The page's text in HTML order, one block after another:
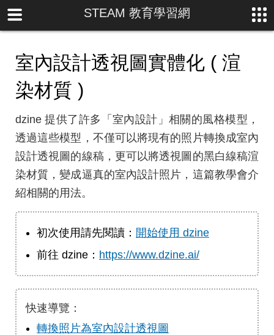
STEAM 教育學習網
室內設計透視圖實體化 ( 渲
染材質 )
dzine 提供了許多「室內設計」相關的風格模型，
透過這些模型，不僅可以將現有的照片轉換成室內
設計透視圖的線稿，更可以將透視圖的黑白線稿渲
染材質，變成逼真的室內設計照片，這篇教學會介
紹相關的用法。
初次使用請先閱讀： 開始使用 dzine
前往 dzine： https://www.dzine.ai/
快速導覽：
轉換照片為室內設計透視圖